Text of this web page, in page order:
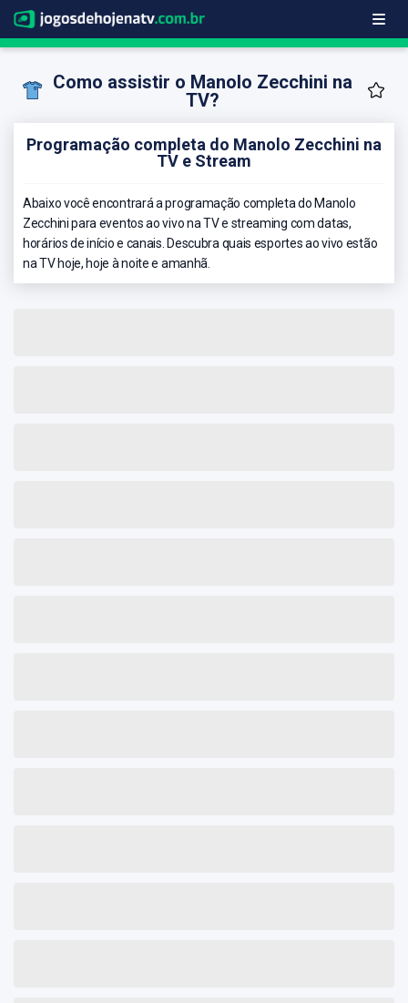
Como assistir o Manolo Zecchini na
TV?
Programação completa do Manolo Zecchini na
TV e Stream
Abaixo você encontrará a programação completa do Manolo
Zecchini para eventos ao vivo na TV e streaming com datas,
horários de início e canais. Descubra quais esportes ao vivo estão
na TV hoje, hoje à noite e amanhã.